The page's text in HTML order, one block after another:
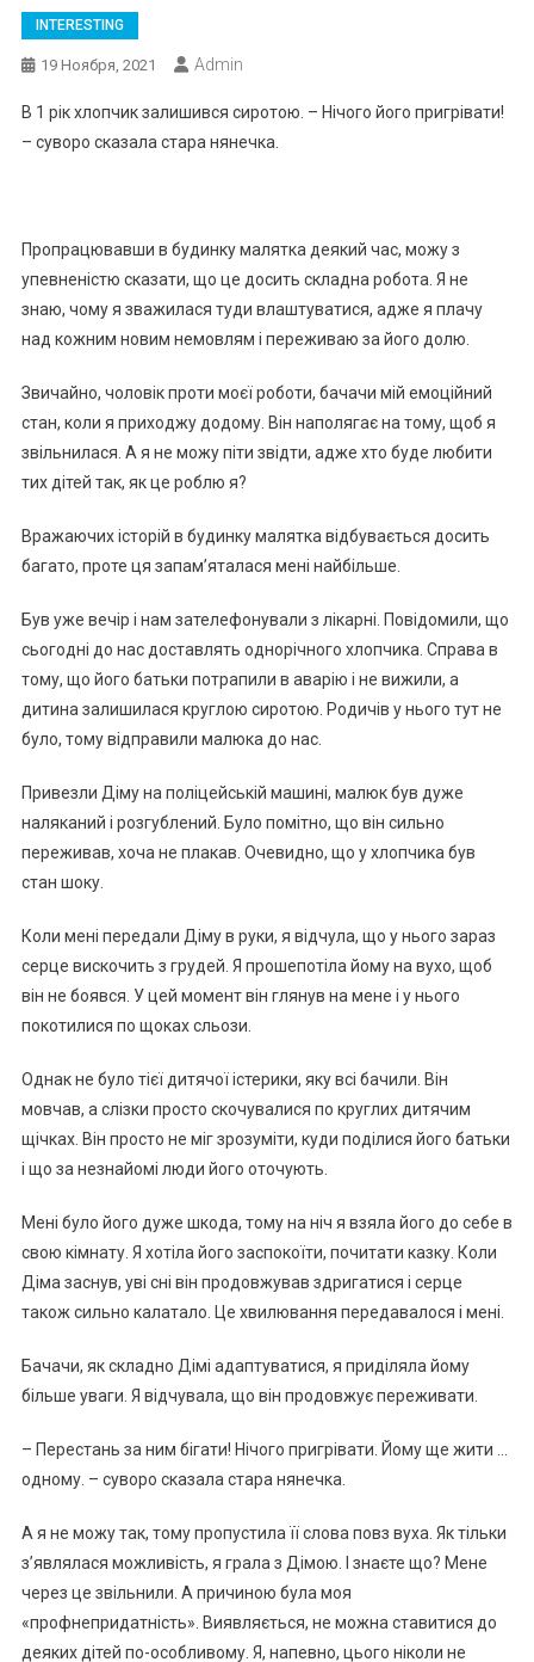
INTERESTING
19 Ноября, 2021 Admin
В 1 рік хлопчик залишився сиротою. – Нічого його пригрівати!
– суворо сказала стара нянечка.
Пропрацювавши в будинку малятка деякий час, можу з
упевненістю сказати, що це досить складна робота. Я не
знаю, чому я зважилася туди влаштуватися, адже я плачу
над кожним новим немовлям і переживаю за його долю.
Звичайно, чоловік проти моєї роботи, бачачи мій емоційний
стан, коли я приходжу додому. Він наполягає на тому, щоб я
звільнилася. А я не можу піти звідти, адже хто буде любити
тих дітей так, як це роблю я?
Вражаючих історій в будинку малятка відбувається досить
багато, проте ця запам’яталася мені найбільше.
Був уже вечір і нам зателефонували з лікарні. Повідомили, що
сьогодні до нас доставлять однорічного хлопчика. Справа в
тому, що його батьки потрапили в аварію і не вижили, а
дитина залишилася круглою сиротою. Родичів у нього тут не
було, тому відправили малюка до нас.
Привезли Діму на поліцейській машині, малюк був дуже
наляканий і розгублений. Було помітно, що він сильно
переживав, хоча не плакав. Очевидно, що у хлопчика був
стан шоку.
Коли мені передали Діму в руки, я відчула, що у нього зараз
серце вискочить з грудей. Я прошепотіла йому на вухо, щоб
він не боявся. У цей момент він глянув на мене і у нього
покотилися по щоках сльози.
Однак не було тієї дитячої істерики, яку всі бачили. Він
мовчав, а слізки просто скочувалися по круглих дитячим
щічках. Він просто не міг зрозуміти, куди поділися його батьки
і що за незнайомі люди його оточують.
Мені було його дуже шкода, тому на ніч я взяла його до себе в
свою кімнату. Я хотіла його заспокоїти, почитати казку. Коли
Діма заснув, уві сні він продовжував здригатися і серце
також сильно калатало. Це хвилювання передавалося і мені.
Бачачи, як складно Дімі адаптуватися, я приділяла йому
більше уваги. Я відчувала, що він продовжує переживати.
– Перестань за ним бігати! Нічого пригрівати. Йому ще жити …
одному. – суворо сказала стара нянечка.
А я не можу так, тому пропустила її слова повз вуха. Як тільки
з’являлася можливість, я грала з Дімою. І знаєте що? Мене
через це звільнили. А причиною була моя
«профнепридатність». Виявляється, не можна ставитися до
деяких дітей по-особливому. Я, напевно, цього ніколи не